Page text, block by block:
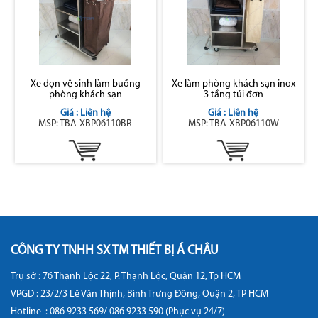
Xe dọn vệ sinh làm buồng
phòng khách sạn
Giá : Liên hệ
MSP: TBA-XBP06110BR
Xe làm phòng khách sạn inox
3 tầng túi đơn
Giá : Liên hệ
MSP: TBA-XBP06110W
CÔNG TY TNHH SX TM THIẾT BỊ Á CHÂU
Trụ sở : 76 Thạnh Lộc 22, P. Thạnh Lộc, Quận 12, Tp HCM
VPGD : 23/2/3 Lê Văn Thịnh, Bình Trưng Đông, Quận 2, TP HCM
Hotline : 086 9233 569/ 086 9233 590 (Phục vụ 24/7)